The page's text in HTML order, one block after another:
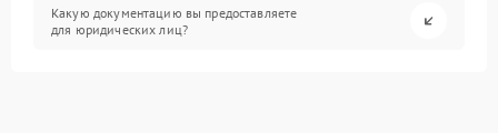
Какую документацию вы предоставляете
для юридических лиц?